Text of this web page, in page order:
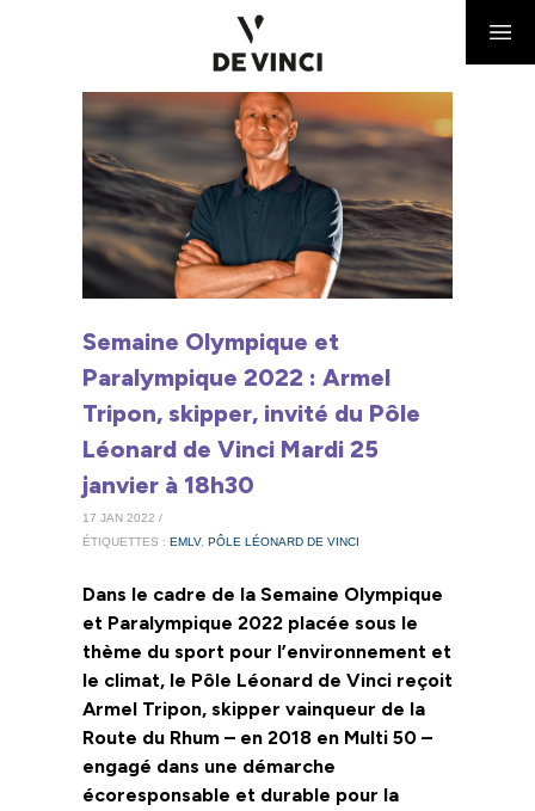
Semaine Olympique et
Paralympique 2022 : Armel
Tripon, skipper, invité du Pôle
Léonard de Vinci Mardi 25
janvier à 18h30
17 JAN 2022 /
ÉTIQUETTES : EMLV, PÔLE LÉONARD DE VINCI
Dans le cadre de la Semaine Olympique
et Paralympique 2022 placée sous le
thème du sport pour l’environnement et
le climat, le Pôle Léonard de Vinci reçoit
Armel Tripon, skipper vainqueur de la
Route du Rhum – en 2018 en Multi 50 –
engagé dans une démarche
écoresponsable et durable pour la